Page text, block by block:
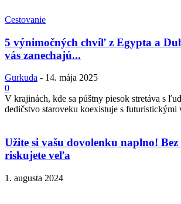
Cestovanie
5 výnimočných chvíľ z Egypta a
vás zanechajú...
Gurkuda - 14. mája 2025
0
V krajinách, kde sa púštny piesok stretáva s
dedičstvo staroveku koexistuje s futuristickými
Užite si vašu dovolenku naplno! Bez
riskujete veľa
1. augusta 2024